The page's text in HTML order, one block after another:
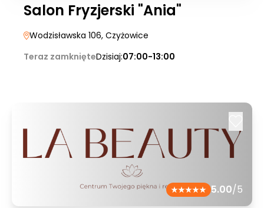
Salon Fryzjerski "Ania"
Wodzisławska 106, Czyżowice
Teraz zamknięteDzisiaj:07:00-13:00
5.00/5